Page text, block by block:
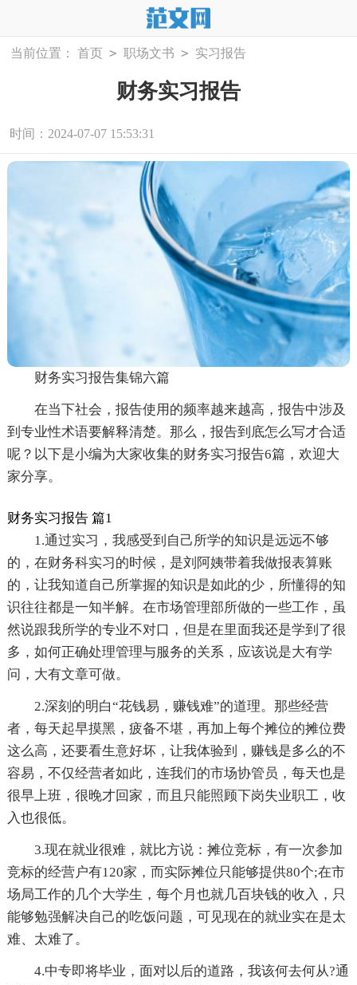
当前位置： 首页 > 职场文书 > 实习报告
财务实习报告
时间：2024-07-07 15:53:31
财务实习报告集锦六篇
在当下社会，报告使用的频率越来越高，报告中涉及
到专业性术语要解释清楚。那么，报告到底怎么写才合适
呢？以下是小编为大家收集的财务实习报告6篇，欢迎大
家分享。
财务实习报告 篇1
1.通过实习，我感受到自己所学的知识是远远不够
的，在财务科实习的时候，是刘阿姨带着我做报表算账
的，让我知道自己所掌握的知识是如此的少，所懂得的知
识往往都是一知半解。在市场管理部所做的一些工作，虽
然说跟我所学的专业不对口，但是在里面我还是学到了很
多，如何正确处理管理与服务的关系，应该说是大有学
问，大有文章可做。
2.深刻的明白“花钱易，赚钱难”的道理。那些经营
者，每天起早摸黑，疲备不堪，再加上每个摊位的摊位费
这么高，还要看生意好坏，让我体验到，赚钱是多么的不
容易，不仅经营者如此，连我们的市场协管员，每天也是
很早上班，很晚才回家，而且只能照顾下岗失业职工，收
入也很低。
3.现在就业很难，就比方说：摊位竞标，有一次参加
竞标的经营户有120家，而实际摊位只能够提供80个;在市
场局工作的几个大学生，每个月也就几百块钱的收入，只
能够勉强解决自己的吃饭问题，可见现在的就业实在是太
难、太难了。
4.中专即将毕业，面对以后的道路，我该何去何从?通